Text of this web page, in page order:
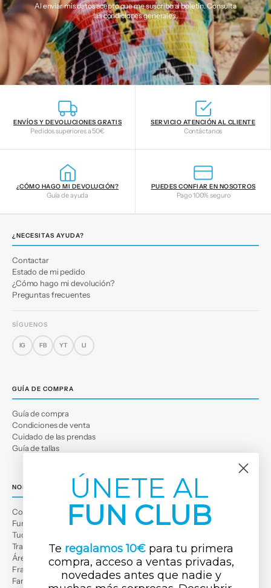
Al enviar mis datos acepto que me suscribo al boletín. Consulta
lascondiciones generales.
ENVÍOS Y DEVOLUCIONES GRATIS
Pedidos superiores a 50€
SERVICIO ATENCIÓN AL CLIENTE
Contáctanos
¿CÓMO HAGO MI DEVOLUCIÓN?
Guía de ayuda
PUEDES CONFIAR EN NOSOTROS
Pago 100% seguro
¿NECESITAS AYUDA?
Contactar
Estado de mi pedido
¿Cómo hago mi devolución?
Preguntas frecuentes
SÍGUENOS
IG FB YT LI
GUÍA DE COMPRA
Guía de compra
Condiciones de venta
Cuidado de las prendas
Guía de tallas
NOSOTROS
Conócenos
Fun Club
Tuc Tuc Planet
Trabaja con nosotros
Área profesional
Franquicias
Familias numerosas
ÚNETE AL
FUN CLUB
Te regalamos 10€ para tu primera
compra, acceso a ventas privadas,
novedades antes que nadie y